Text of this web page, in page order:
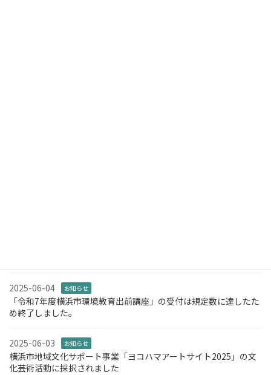
2025-06-04 お知らせ
「令和7年度横浜市環境教育出前講座」の受付は規定数に達したた
め終了しました。
2025-06-03 お知らせ
横浜市地域文化サポート事業「ヨコハマアートサイト2025」の文
化芸術活動に採択されました